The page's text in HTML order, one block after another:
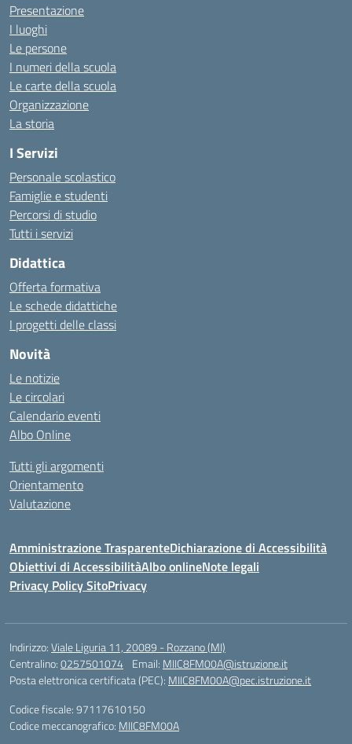
Presentazione
I luoghi
Le persone
I numeri della scuola
Le carte della scuola
Organizzazione
La storia
I Servizi
Personale scolastico
Famiglie e studenti
Percorsi di studio
Tutti i servizi
Didattica
Offerta formativa
Le schede didattiche
I progetti delle classi
Novità
Le notizie
Le circolari
Calendario eventi
Albo Online
Tutti gli argomenti
Orientamento
Valutazione
Amministrazione TrasparenteDichiarazione di Accessibilità
Obiettivi di AccessibilitàAlbo onlineNote legali
Privacy Policy SitoPrivacy
Indirizzo:Viale Liguria 11, 20089 - Rozzano (MI)
Centralino:0257501074 Email: MIIC8FM00A@istruzione.it
Posta elettronica certificata (PEC): MIIC8FM00A@pec.istruzione.it
Codice fiscale: 97117610150
Codice meccanografico: MIIC8FM00A